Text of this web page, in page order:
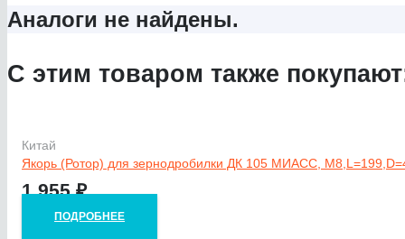
Аналоги не найдены.
С этим товаром также
Китай
Якорь (Ротор) для зернодробилки ДК 105 МИАСС,
1 955₽
ПОДРОБНЕЕ